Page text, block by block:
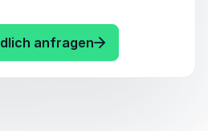
Tricks und
und
anfragen: Stefan Osthaus